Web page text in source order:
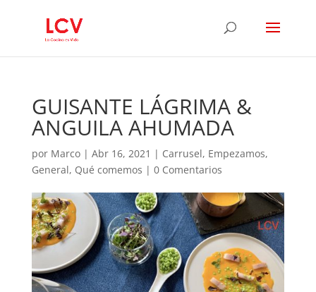
GUISANTE LÁGRIMA &
ANGUILA AHUMADA
por Marco| Abr 16, 2021 | Carrusel, Empezamos,
General, Qué comemos | 0 Comentarios